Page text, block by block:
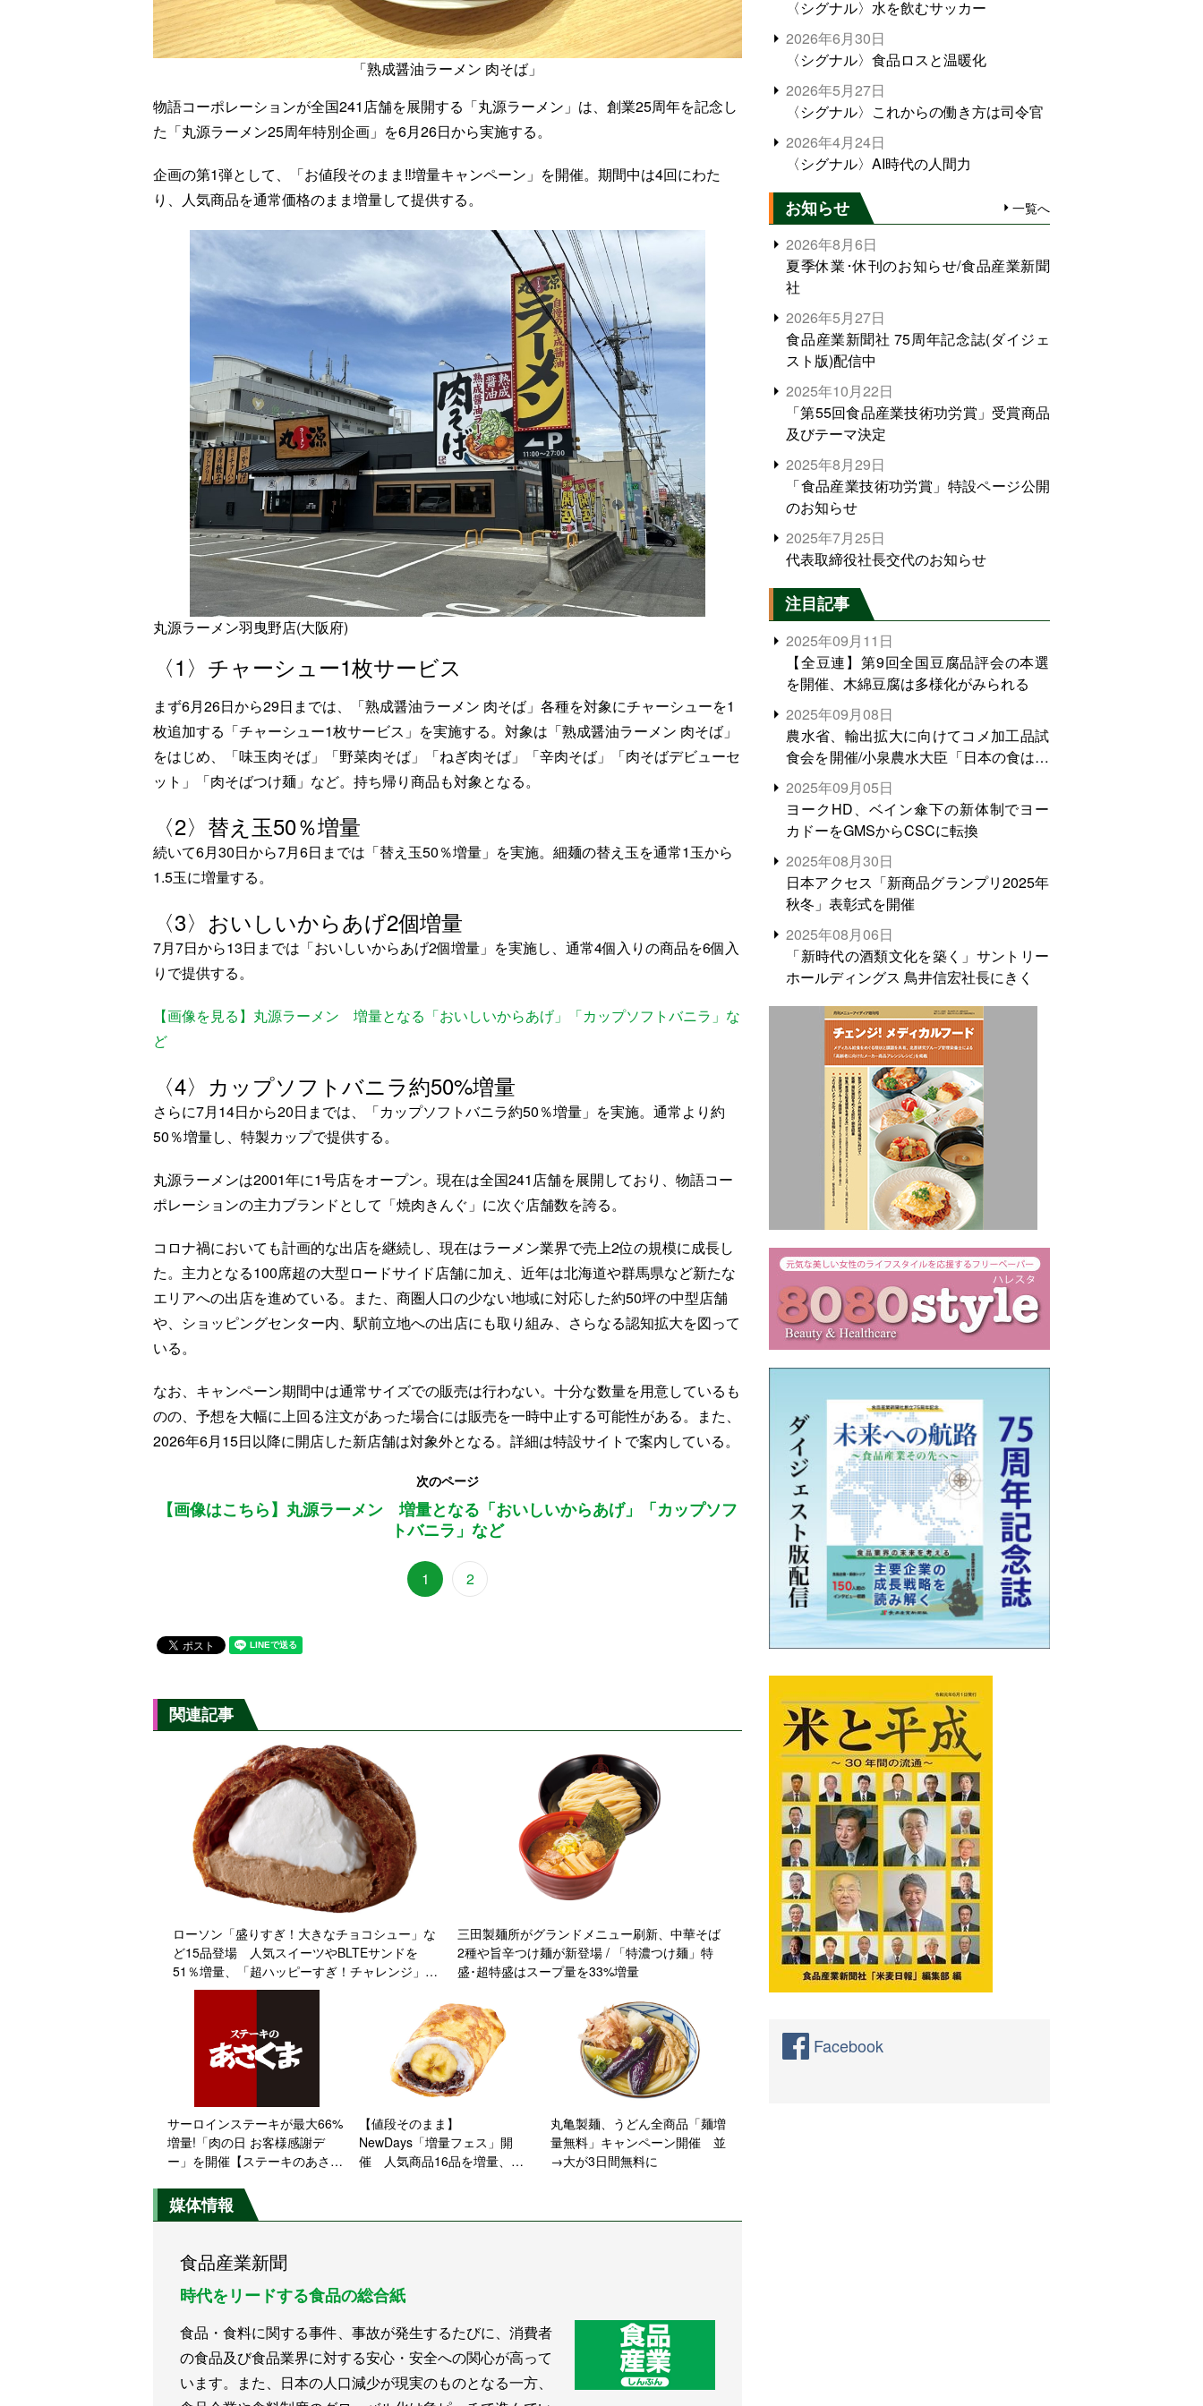
「熟成醤油ラーメン 肉そば」
物語コーポレーションが全国241店舗を展開する「丸源ラーメン」は、創業25周年を記念し
た「丸源ラーメン25周年特別企画」を6月26日から実施する。
企画の第1弾として、「お値段そのまま‼増量キャンペーン」を開催。期間中は4回にわた
り、人気商品を通常価格のまま増量して提供する。
丸源ラーメン羽曳野店(大阪府)
〈1〉チャーシュー1枚サービス
まず6月26日から29日までは、「熟成醤油ラーメン 肉そば」各種を対象にチャーシューを1
枚追加する「チャーシュー1枚サービス」を実施する。対象は「熟成醤油ラーメン 肉そば」
をはじめ、「味玉肉そば」「野菜肉そば」「ねぎ肉そば」「辛肉そば」「肉そばデビューセ
ット」「肉そばつけ麺」など。持ち帰り商品も対象となる。
〈2〉替え玉50％増量
続いて6月30日から7月6日までは「替え玉50％増量」を実施。細麺の替え玉を通常1玉から
1.5玉に増量する。
〈3〉おいしいからあげ2個増量
7月7日から13日までは「おいしいからあげ2個増量」を実施し、通常4個入りの商品を6個入
りで提供する。
【画像を見る】丸源ラーメン 増量となる「おいしいからあげ」「カップソフトバニラ」な
ど
〈4〉カップソフトバニラ約50%増量
さらに7月14日から20日までは、「カップソフトバニラ約50％増量」を実施。通常より約
50％増量し、特製カップで提供する。
丸源ラーメンは2001年に1号店をオープン。現在は全国241店舗を展開しており、物語コー
ポレーションの主力ブランドとして「焼肉きんぐ」に次ぐ店舗数を誇る。
コロナ禍においても計画的な出店を継続し、現在はラーメン業界で売上2位の規模に成長し
た。主力となる100席超の大型ロードサイド店舗に加え、近年は北海道や群馬県など新たな
エリアへの出店を進めている。また、商圏人口の少ない地域に対応した約50坪の中型店舗
や、ショッピングセンター内、駅前立地への出店にも取り組み、さらなる認知拡大を図って
いる。
なお、キャンペーン期間中は通常サイズでの販売は行わない。十分な数量を用意しているも
のの、予想を大幅に上回る注文があった場合には販売を一時中止する可能性がある。また、
2026年6月15日以降に開店した新店舗は対象外となる。詳細は特設サイトで案内している。
次のページ
【画像はこちら】丸源ラーメン 増量となる「おいしいからあげ」「カップソフ
トバニラ」など
1 2
関連記事
ローソン「盛りすぎ！大きなチョコシュー」な
ど15品登場 人気スイーツやBLTEサンドを
51％増量、「超ハッピーすぎ！チャレンジ」第
三田製麺所がグランドメニュー刷新、中華そば
2種や旨辛つけ麺が新登場 / 「特濃つけ麺」特
盛･超特盛はスープ量を33%増量
サーロインステーキが最大66%
増量!「肉の日 お客様感謝デ
ー」を開催【ステーキのあさく
【値段そのまま】
NewDays「増量フェス」開
催 人気商品16品を増量、ク
丸亀製麺、うどん全商品「麺増
量無料」キャンペーン開催 並
→大が3日間無料に
媒体情報
食品産業新聞
時代をリードする食品の総合紙
食品・食料に関する事件、事故が発生するたびに、消費者
の食品及び食品業界に対する安心・安全への関心が高って
います。また、日本の人口減少が現実のものとなる一方、
〈シグナル〉水を飲むサッカー
2026年6月30日
〈シグナル〉食品ロスと温暖化
2026年5月27日
〈シグナル〉これからの働き方は司令官
2026年4月24日
〈シグナル〉AI時代の人間力
お知らせ 一覧へ
2026年8月6日
夏季休業･休刊のお知らせ/食品産業新聞
社
2026年5月27日
食品産業新聞社 75周年記念誌(ダイジェ
スト版)配信中
2025年10月22日
「第55回食品産業技術功労賞」受賞商品
及びテーマ決定
2025年8月29日
「食品産業技術功労賞」特設ページ公開
のお知らせ
2025年7月25日
代表取締役社長交代のお知らせ
注目記事
2025年09月11日
【全豆連】第9回全国豆腐品評会の本選
を開催、木綿豆腐は多様化がみられる
2025年09月08日
農水省、輸出拡大に向けてコメ加工品試
食会を開催/小泉農水大臣「日本の食は世
界でトップをとれる。米増産に向けて、
米輸出需要の拡大を」
2025年09月05日
ヨークHD、ベイン傘下の新体制でヨー
カドーをGMSからCSCに転換
2025年08月30日
日本アクセス「新商品グランプリ2025年
秋冬」表彰式を開催
2025年08月06日
「新時代の酒類文化を築く」サントリー
ホールディングス 鳥井信宏社長にきく
Facebook